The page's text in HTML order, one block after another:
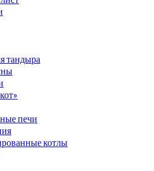
тандыра
печи
котлы